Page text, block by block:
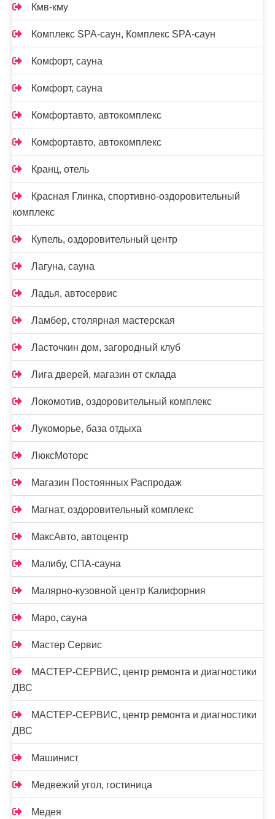
Кмв-кму
Комплекс SPA-саун, Комплекс SPA-саун
Комфорт, сауна
Комфорт, сауна
Комфортавто, автокомплекс
Комфортавто, автокомплекс
Кранц, отель
Красная Глинка, спортивно-оздоровительный
комплекс
Купель, оздоровительный центр
Лагуна, сауна
Ладья, автосервис
Ламбер, столярная мастерская
Ласточкин дом, загородный клуб
Лига дверей, магазин от склада
Локомотив, оздоровительный комплекс
Лукоморье, база отдыха
ЛюксМоторс
Магазин Постоянных Распродаж
Магнат, оздоровительный комплекс
МаксАвто, автоцентр
Малибу, СПА-сауна
Малярно-кузовной центр Калифорния
Маро, сауна
Мастер Сервис
МАСТЕР-СЕРВИС, центр ремонта и диагностики
ДВС
МАСТЕР-СЕРВИС, центр ремонта и диагностики
ДВС
Машинист
Медвежий угол, гостиница
Медея